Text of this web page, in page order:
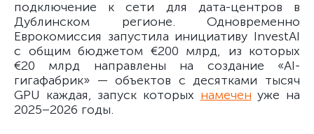
подключение к сети для дата-центров в
Дублинском регионе. Одновременно
Еврокомиссия запустила инициативу InvestAI
с общим бюджетом €200 млрд, из которых
€20 млрд направлены на создание «AI-
гигафабрик» — объектов с десятками тысяч
GPU каждая, запуск которых намечен уже на
2025–2026 годы.